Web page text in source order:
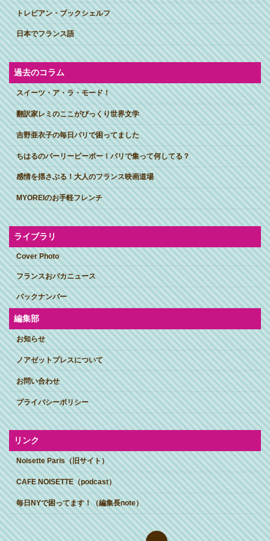
トレビアン・ブックシェルフ
日本でフランス語
過去のコラム
スイーツ・ア・ラ・モード！
翻訳家レミのここがびっくり世界文学
吉野亜衣子の毎日パリで困ってました
ちはるのパーリーピーポー！パリで集って何してる？
感情を揺さぶる！大人のフランス映画道場
MYOREIのお手軽フレンチ
ライブラリ
Cover Photo
フランスおバカニュース
バックナンバー
編集部
お知らせ
ノアゼットプレスについて
お問い合わせ
プライバシーポリシー
リンク
Noisette Paris（旧サイト）
CAFE NOISETTE（podcast）
毎日NYで困ってます！（編集長note）